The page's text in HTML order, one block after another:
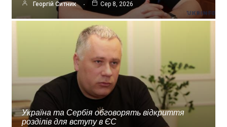
Георгій Ситник Сер 8, 2026
Україна та Сербія обговорять відкриття
розділів для вступу в ЄС